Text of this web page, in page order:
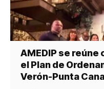
AMEDIP se reúne
el Plan de
Verón-Punta